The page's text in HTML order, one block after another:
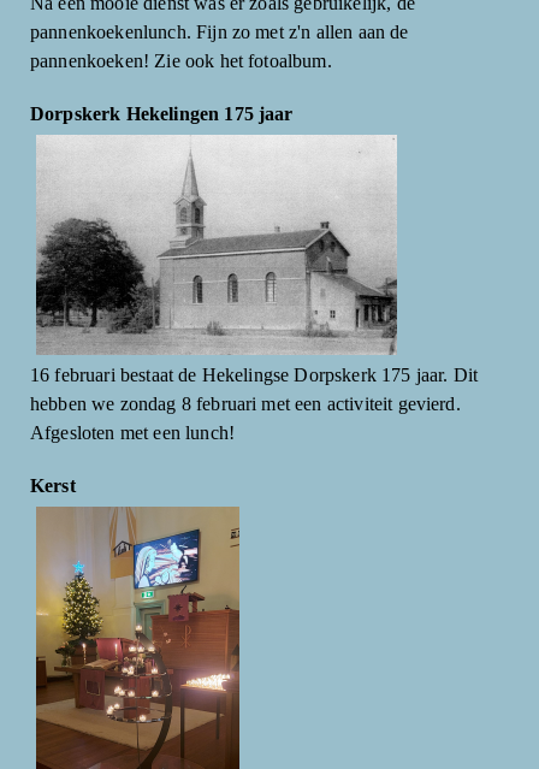
pannenkoekenlunch. Fijn zo met z'n allen aan de
pannenkoeken! Zie ook het fotoalbum.
Dorpskerk Hekelingen 175 jaar
16 februari bestaat de Hekelingse Dorpskerk 175 jaar. Dit
hebben we zondag 8 februari met een activiteit gevierd.
Afgesloten met een lunch!
Kerst